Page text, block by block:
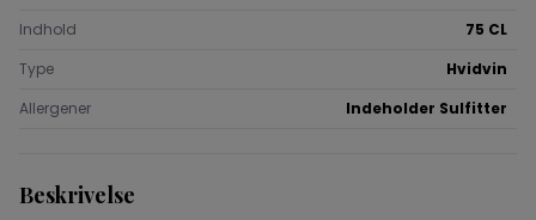
Indhold
75 CL
Type
Hvidvin
Allergener
Indeholder Sulfitter
Beskrivelse